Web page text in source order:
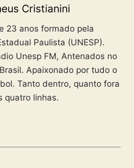
Cristianini
23 anos formado pela
Paulista (UNESP).
Unesp FM, Antenados no
Apaixonado por tudo o
Tanto dentro, quanto fora
quatro linhas.